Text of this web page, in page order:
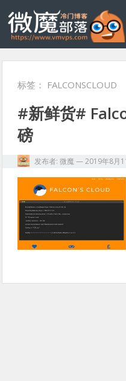
标签： FALCONSCLOUD
#新鲜货#
磅
发布者: 微魔 —2019年8月